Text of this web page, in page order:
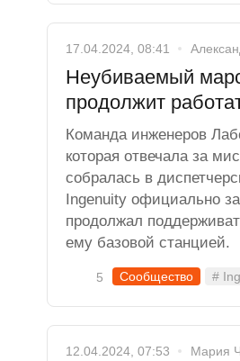
17.04.2024, 08:41
Неубиваемый
продолжит
Команда инженеров
которая отвечала за
собралась в
Ingenuity официально
продолжал
ему базовой станцией.
5 Сообщество #
12.04.2024, 07:53 Мария